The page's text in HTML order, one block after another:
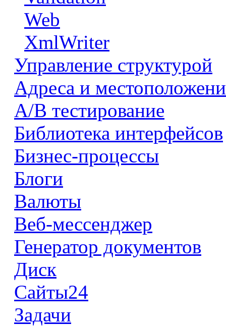
Web
XmlWriter
Управление структурой
Адреса и
А/В тестирование
Библиотека интерфейсов
Бизнес-процессы
Блоги
Валюты
Веб-мессенджер
Генератор документов
Диск
Сайты24
Задачи